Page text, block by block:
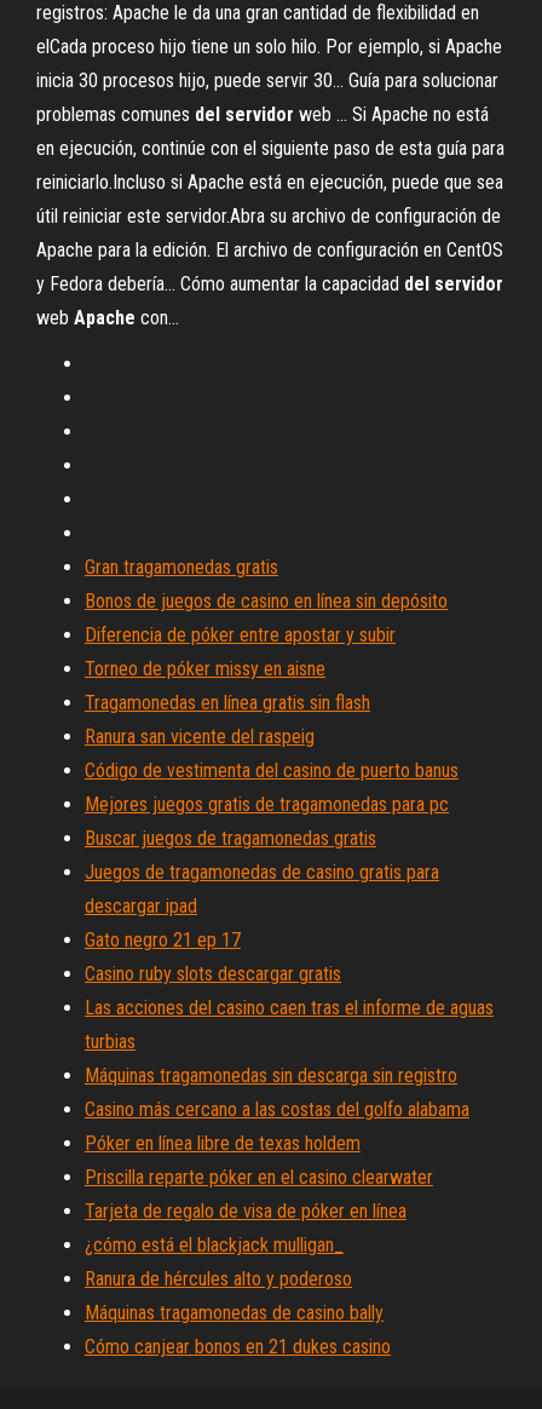
registros: Apache le da una gran cantidad de flexibilidad en
elCada proceso hijo tiene un solo hilo. Por ejemplo, si Apache
inicia 30 procesos hijo, puede servir 30... Guía para solucionar
problemas comunes del servidor web … Si Apache no está
en ejecución, continúe con el siguiente paso de esta guía para
reiniciarlo.Incluso si Apache está en ejecución, puede que sea
útil reiniciar este servidor.Abra su archivo de configuración de
Apache para la edición. El archivo de configuración en CentOS
y Fedora debería... Cómo aumentar la capacidad del servidor
web Apache con…
Gran tragamonedas gratis
Bonos de juegos de casino en línea sin depósito
Diferencia de póker entre apostar y subir
Torneo de póker missy en aisne
Tragamonedas en línea gratis sin flash
Ranura san vicente del raspeig
Código de vestimenta del casino de puerto banus
Mejores juegos gratis de tragamonedas para pc
Buscar juegos de tragamonedas gratis
Juegos de tragamonedas de casino gratis para
descargar ipad
Gato negro 21 ep 17
Casino ruby ​​slots descargar gratis
Las acciones del casino caen tras el informe de aguas
turbias
Máquinas tragamonedas sin descarga sin registro
Casino más cercano a las costas del golfo alabama
Póker en línea libre de texas holdem
Priscilla reparte póker en el casino clearwater
Tarjeta de regalo de visa de póker en línea
¿cómo está el blackjack mulligan_
Ranura de hércules alto y poderoso
Máquinas tragamonedas de casino bally
Cómo canjear bonos en 21 dukes casino